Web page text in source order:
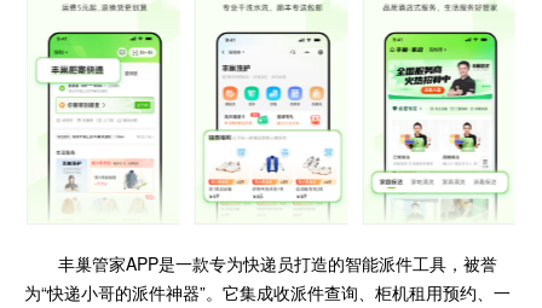
丰巢管家APP是一款专为快递员打造的智能派件工具，被誉
为“快递小哥的派件神器”。它集成收派件查询、柜机租用预约、一